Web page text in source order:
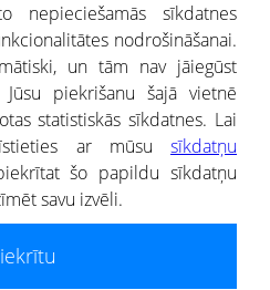
koks
atlase
uzņēmumiem
nepieciešamās sīkdatnes
nodrošināšanai.
un tām nav jāiegūst
piekrišanu šajā vietnē
statistiskās sīkdatnes. Lai
ar mūsu sīkdatņu
šo papildu sīkdatņu
savu izvēli.